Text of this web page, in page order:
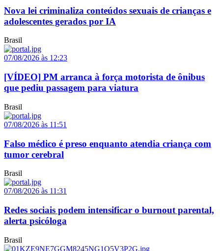
Nova lei criminaliza conteúdos sexuais de crianças e
adolescentes gerados por IA
Brasil
07/08/2026 às 12:23
[VÍDEO] PM arranca à força motorista de ônibus
que pediu passagem para viatura
Brasil
07/08/2026 às 11:51
Falso médico é preso enquanto atendia criança com
tumor cerebral
Brasil
07/08/2026 às 11:31
Redes sociais podem intensificar o burnout parental,
alerta psicóloga
Brasil